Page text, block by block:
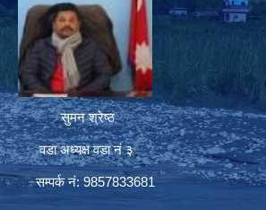
सुमन श्रेष्ठ
वडा अध्यक्ष वडा नं ३
सम्पर्क नं: 9857833681